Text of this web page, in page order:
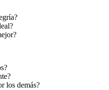
los demás?